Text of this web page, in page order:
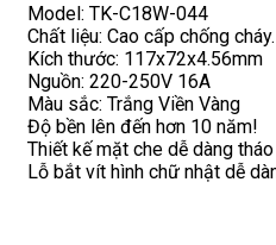
Model: TK-C18W-044
Chất liệu: Cao cấp chống cháy.
Kích thước: 117x72x4.56mm
Nguồn: 220-250V 16A
Màu sắc: Trắng Viền Vàng
Độ bền lên đến hơn 10 năm!
Thiết kế mặt che dễ dàng
Lỗ bắt vít hình chữ nhật dễ